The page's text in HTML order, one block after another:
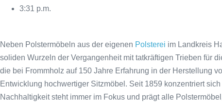
3:31 p.m.
Neben Polstermöbeln aus der eigenen Polsterei im Landkreis
soliden Wurzeln der Vergangenheit mit tatkräftigen Trieben für
die bei Frommholz auf 150 Jahre Erfahrung in der Herstellung
Entwicklung hochwertiger Sitzmöbel. Seit 1859 konzentriert
Nachhaltigkeit steht immer im Fokus und prägt alle